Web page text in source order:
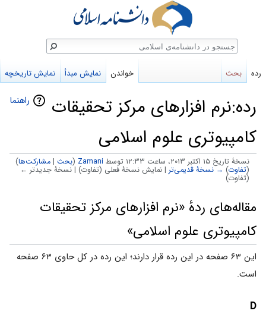
راهنما
رده:نرم افزارهای مرکز تحقیقات
کامپیوتری علوم اسلامی
نسخهٔ تاریخ ‏۱۵ اکتبر ۲۰۱۳، ساعت ۱۲:۳۳ توسط Zamani
(بحث |مشارکت‌ها)
(تفاوت) → نسخهٔ قدیمی‌تر| نمایش نسخهٔ فعلی (تفاوت) | نسخهٔ جدیدتر ←
(تفاوت)
پرش
ناوبری
پرش
جستجو
مقاله‌های ردهٔ «نرم افزارهای مرکز تحقیقات
کامپیوتری علوم اسلامی»
این ۶۳ صفحه در این رده قرار دارند؛ این رده در کل حاوی ۶۳ صفحه
است.
D
رده بحث خواندن نمایش مبدأ نمایش تاریخچه
جستجو